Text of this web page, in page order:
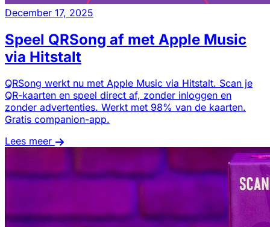
December 17, 2025
Speel QRSong af met Apple Music
via Hitstalt
QRSong werkt nu met Apple Music via Hitstalt. Scan je
QR-kaarten en speel direct af, zonder inloggen en
zonder advertenties. Werkt met 98% van de kaarten.
Gratis companion-app.
Lees meer